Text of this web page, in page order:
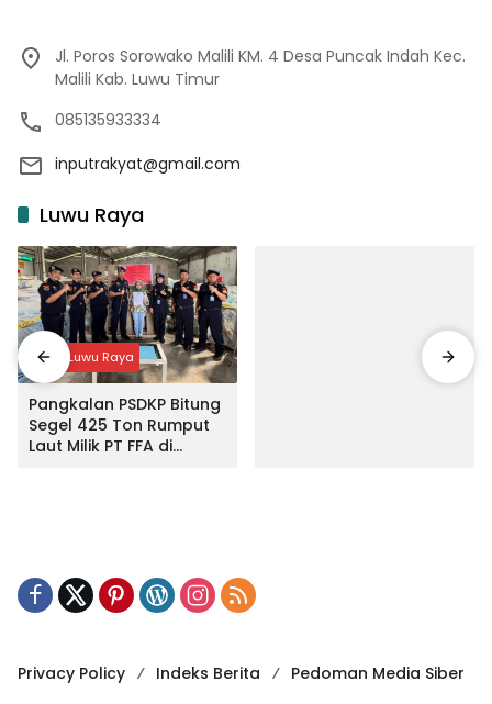
Jl. Poros Sorowako Malili KM. 4 Desa Puncak Indah Kec.
Malili Kab. Luwu Timur
085135933334
inputrakyat@gmail.com
Luwu Raya
Input Luwu Raya
Pangkalan PSDKP Bitung
Segel 425 Ton Rumput
Laut Milik PT FFA di
Privacy Policy Indeks Berita
Pedoman Media Siber